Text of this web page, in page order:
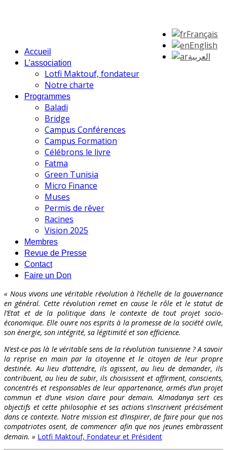
Français
English
العربية
Accueil
L’association
Lotfi Maktouf, fondateur
Notre charte
Programmes
Baladi
Bridge
Campus Conférences
Campus Formation
Célébrons le livre
Fatma
Green Tunisia
Micro Finance
Muses
Permis de rêver
Racines
Vision 2025
Membres
Revue de Presse
Contact
Faire un Don
« Nous vivons une véritable révolution à l’échelle de la gouvernance
en général. Cette révolution remet en cause le rôle et le statut de
l’Etat et de la politique dans le contexte de tout projet socio-
économique. Elle ouvre nos esprits à la promesse de la société civile,
son énergie, son intégrité, sa légitimité et son efficience.
N’est-ce pas là le véritable sens de la révolution tunisienne ? A savoir
la reprise en main par la citoyenne et le citoyen de leur propre
destinée. Au lieu d’attendre, ils agissent, au lieu de demander, ils
contribuent, au lieu de subir, ils choisissent et affirment, conscients,
concentrés et responsables de leur appartenance, armés d’un projet
commun et d’une vision claire pour demain. Almadanya sert ces
objectifs et cette philosophie et ses actions s’inscrivent précisément
dans ce contexte. Notre mission est d’inspirer, de faire pour que nos
compatriotes osent, de commencer afin que nos jeunes embrassent
demain. » Lotfi Maktouf, Fondateur et Président